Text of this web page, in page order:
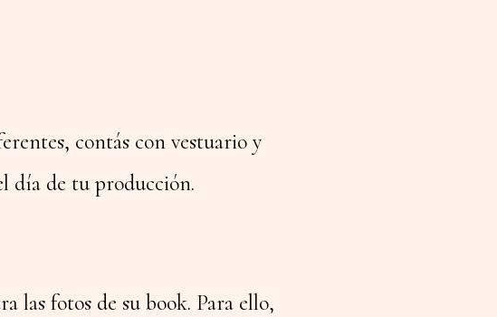
contás con vestuario y
día de tu producción.
las fotos de su book. Para ello,